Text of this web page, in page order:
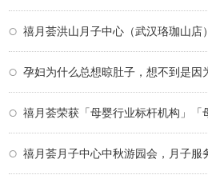
禧月荟洪山月子中心（武汉珞珈山店）